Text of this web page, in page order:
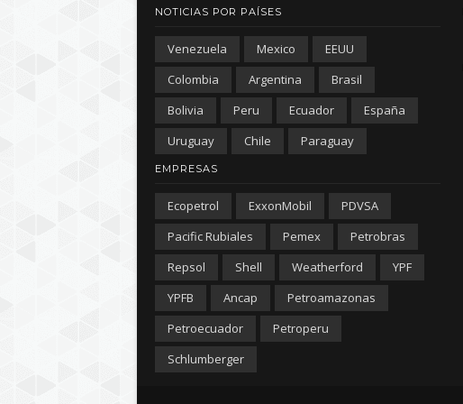
NOTICIAS POR PAÍSES
Venezuela Mexico
EEUU
Colombia
Argentina
Brasil
Bolivia
Peru Ecuador
España
Uruguay
Chile Paraguay
EMPRESAS
Ecopetrol ExxonMobil
PDVSA
Pacific Rubiales
Pemex
Petrobras
Repsol
Shell Weatherford
YPF
YPFB
Ancap
Petroamazonas
Petroecuador
Petroperu
Schlumberger